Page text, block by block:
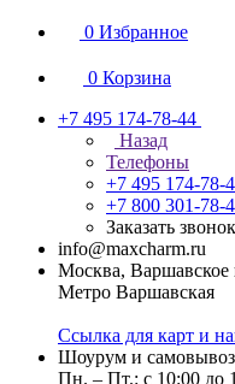
0 Избранное
0 Корзина
+7 495 174-78-44
Назад
Телефоны
+7 495 174-78-
+7 800 301-78-
Заказать звонок
info@maxcharm.ru
Москва, Варшавское
Метро Варшавская
Ссылка для карт и
Шоурум и
Пн. – Пт.: с 10:00 до